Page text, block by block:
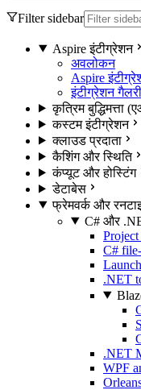
Filter sidebar
Aspire इंटीग्रेशन
अवलोकन
Aspire
इंटीग्रेशन
कृत्रिम बुद्धिमत्ता
कस्टम इंटीग्रेशन
क्लाउड प्रदाता
कैशिंग और स्थिति
कंप्यूट और होस्टिंग
डेटाबेस
फ्रेमवर्क और
C# और
Project
C#
.NET
.NET
WPF